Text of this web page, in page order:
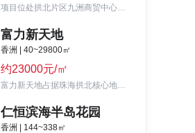
项目位处拱北片区九洲商贸中心板块，重点推荐103平米三房两厅两卫。
富力新天地
香洲 | 40~29800㎡
约23000元/㎡
富力新天地占据珠海拱北核心地段，主力户型涵盖40-60平米灵动空间，首付47万起。
仁恒滨海半岛花园
香洲 | 144~338㎡